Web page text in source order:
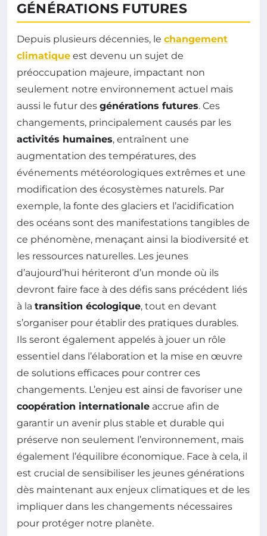
GÉNÉRATIONS FUTURES
Depuis plusieurs décennies, le changement
climatique est devenu un sujet de
préoccupation majeure, impactant non
seulement notre environnement actuel mais
aussi le futur des générations futures. Ces
changements, principalement causés par les
activités humaines, entraînent une
augmentation des températures, des
événements météorologiques extrêmes et une
modification des écosystèmes naturels. Par
exemple, la fonte des glaciers et l’acidification
des océans sont des manifestations tangibles de
ce phénomène, menaçant ainsi la biodiversité et
les ressources naturelles. Les jeunes
d’aujourd’hui hériteront d’un monde où ils
devront faire face à des défis sans précédent liés
à la transition écologique, tout en devant
s’organiser pour établir des pratiques durables.
Ils seront également appelés à jouer un rôle
essentiel dans l’élaboration et la mise en œuvre
de solutions efficaces pour contrer ces
changements. L’enjeu est ainsi de favoriser une
coopération internationale accrue afin de
garantir un avenir plus stable et durable qui
préserve non seulement l’environnement, mais
également l’équilibre économique. Face à cela, il
est crucial de sensibiliser les jeunes générations
dès maintenant aux enjeux climatiques et de les
impliquer dans les changements nécessaires
pour protéger notre planète.